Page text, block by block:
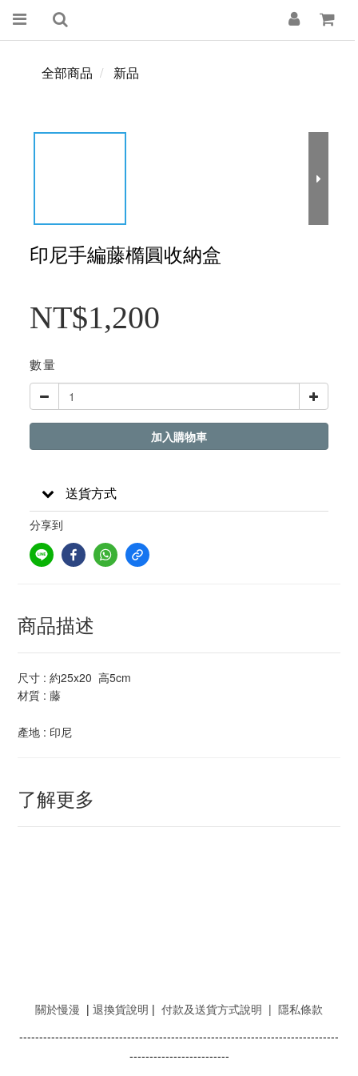
全部商品 新品
印尼手編藤橢圓收納盒
NT$1,200
數量
加入購物車
送貨方式
分享到
商品描述
尺寸 : 約25x20 高5cm
材質 : 藤
產地 : 印尼
了解更多
關於慢漫 | 退換貨說明 | 付款及送貨方式說明 | 隱私條款
--------------------------------------------------------------------------------
-------------------------